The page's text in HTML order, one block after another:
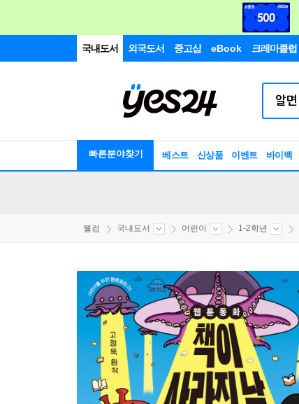
국내도서 외국도서 중고샵 eBook 크레마클럽
빠른분야찾기 베스트 신상품 이벤트 바이백
웰컴 국내도서 어린이 1-2학년